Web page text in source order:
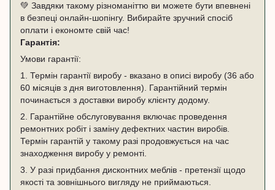
💚 Завдяки такому різноманіттю ви можете бути впевнені
в безпеці онлайн-шопінгу. Вибирайте зручний спосіб
оплати і економте свій час!
Гарантія:
Умови гарантії:
1. Термін гарантії виробу - вказано в описі виробу (36 або
60 місяців з дня виготовлення). Гарантійний термін
починається з доставки виробу клієнту додому.
2. Гарантійне обслуговування включає проведення
ремонтних робіт і заміну дефектних частин виробів.
Термін гарантій у такому разі продовжується на час
знаходження виробу у ремонті.
3. У разі придбання дисконтних меблів - претензії щодо
якості та зовнішнього вигляду не приймаються.